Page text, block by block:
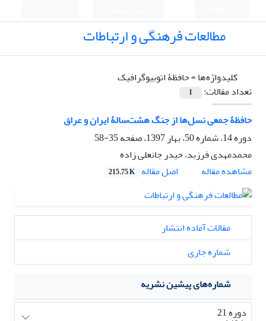
مطالعات فرهنگی و ارتباطات
کلیدواژه‌ها =حافظۀ اتوبیوگرافیک
تعداد مقالات:
1
حافظۀ جمعی نسل‌ها از جنگ هشت‌سالۀ ایران و عراق
دوره 14، شماره 50، بهار 1397، صفحه
35-58
محمدمهدی فرزبد، حیدر جانعلی زاده
مشاهده مقاله
اصل مقاله 215.75 K
مقالات آماده انتشار
شماره جاری
شماره‌های پیشین نشریه
دوره 21